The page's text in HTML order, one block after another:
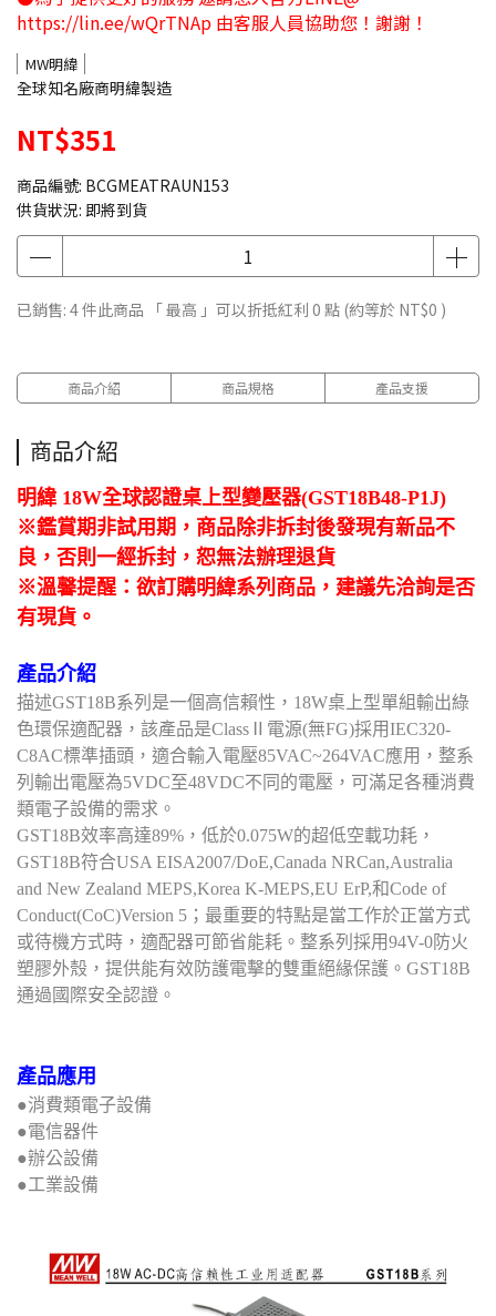
https://lin.ee/wQrTNAp 由客服人員協助您！謝謝！
MW明緯
全球知名廠商明緯製造
NT$351
商品編號: BCGMEATRAUN153
供貨狀況: 即將到貨
已銷售: 4 件此商品 「 最高 」可以折抵紅利 0 點 (約等於 NT$0 )
商品介紹 商品規格 產品支援
商品介紹
明緯 18W全球認證桌上型變壓器(GST18B48-P1J)
※鑑賞期非試用期，商品除非拆封後發現有新品不
良，否則一經拆封，恕無法辦理退貨
※溫馨提醒：欲訂購明緯系列商品，建議先洽詢是否
有現貨。
產品介紹
描述GST18B系列是一個高信賴性，18W桌上型單組輸出綠
色環保適配器，該產品是ClassⅡ電源(無FG)採用IEC320-
C8AC標準插頭，適合輸入電壓85VAC~264VAC應用，整系
列輸出電壓為5VDC至48VDC不同的電壓，可滿足各種消費
類電子設備的需求。
GST18B效率高達89%，低於0.075W的超低空載功耗，
GST18B符合USA EISA2007/DoE,Canada NRCan,Australia
and New Zealand MEPS,Korea K-MEPS,EU ErP,和Code of
Conduct(CoC)Version 5；最重要的特點是當工作於正當方式
或待機方式時，適配器可節省能耗。整系列採用94V-0防火
塑膠外殼，提供能有效防護電擊的雙重絕緣保護。GST18B
通過國際安全認證。
產品應用
●消費類電子設備
●電信器件
●辦公設備
●工業設備